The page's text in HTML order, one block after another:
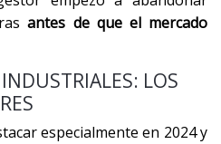
antes de que el mercado
LOS
especialmente en 2024 y